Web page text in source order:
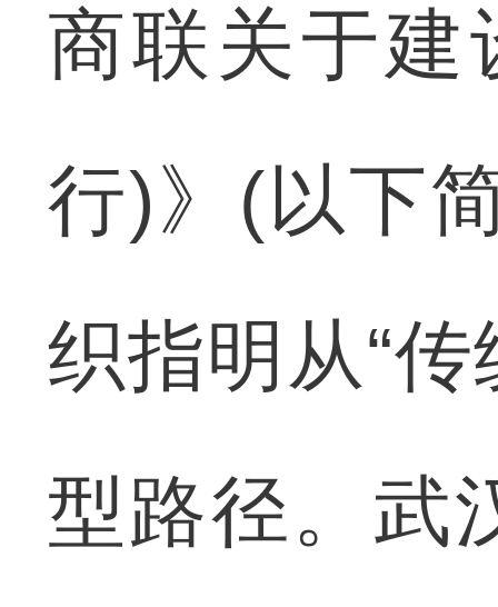
商联关于建
行)》(以下
织指明从“传
型路径。武